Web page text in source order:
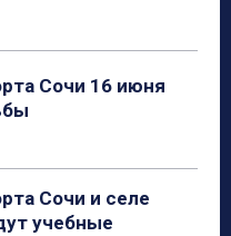
Сочи 16 июня
Сочи и селе
учебные